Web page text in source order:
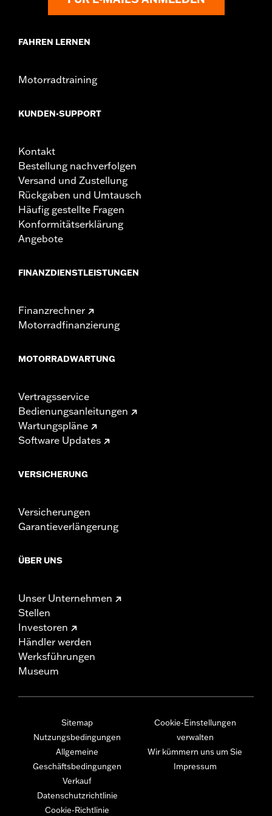
FAHREN LERNEN
Motorradtraining
KUNDEN-SUPPORT
Kontakt
Bestellung nachverfolgen
Versand und Zustellung
Rückgaben und Umtausch
Häufig gestellte Fragen
Konformitätserklärung
Angebote
FINANZDIENSTLEISTUNGEN
Finanzrechner
Motorradfinanzierung
MOTORRADWARTUNG
Vertragsservice
Bedienungsanleitungen
Wartungspläne
Software Updates
VERSICHERUNG
Versicherungen
Garantieverlängerung
ÜBER UNS
Unser Unternehmen
Stellen
Investoren
Händler werden
Werksführungen
Museum
Sitemap
Nutzungsbedingungen
Allgemeine
Geschäftsbedingungen
Verkauf
Datenschutzrichtlinie
Cookie-Richtlinie
Cookie-Einstellungen
verwalten
Wir kümmern uns um Sie
Impressum